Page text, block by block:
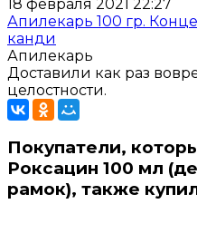
18 февраля 2021 22:27
Апилекарь 100 гр.
канди
Апилекарь
Доставили как раз
целостности.
Покупатели,
Роксацин 100 мл
рамок), также